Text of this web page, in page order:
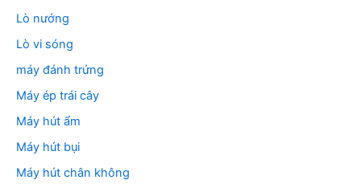
Lò nướng
Lò vi sóng
máy đánh trứng
Máy ép trái cây
Máy hút ẩm
Máy hút bụi
Máy hút chân không